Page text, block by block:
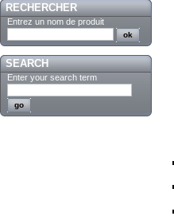
RECHERCHER
Entrez un nom de produit
SEARCH
Enter your search term